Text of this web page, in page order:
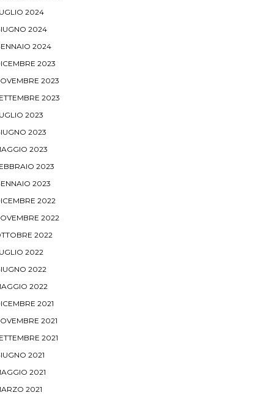
2024
2024
2024
2023
2023
2023
2023
2023
2023
2023
2023
2022
2022
2022
2022
2022
2022
2021
2021
2021
2021
2021
2021